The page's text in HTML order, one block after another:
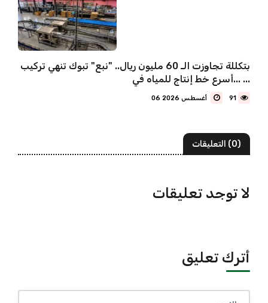
بتكللة تجاوزت الـ 60 مليون ريال.. "نبع" تبوك تنهي تركيب
أسرع خط إنتاج للمياه في... ...
91
(0) التعليقات
لا توجد تعليقات
أترك تعليق